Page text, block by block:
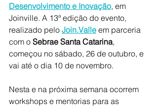
Desenvolvimento e Inovação, em
Joinville. A 13ª edição do evento,
realizado pelo Join.Valle em parceria
com o Sebrae Santa Catarina,
começou no sábado, 26 de outubro, e
vai até o dia 10 de novembro.
Nesta e na próxima semana ocorrem
workshops e mentorias para as